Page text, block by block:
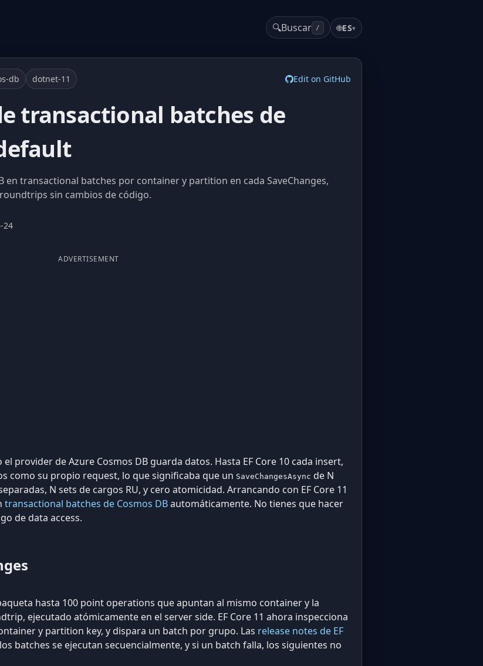
🔍Buscar / 🌐ES▾
db dotnet-11 Edit on GitHub
transactional batches de
en transactional batches por container y partition en cada SaveChanges,
sin cambios de código.
24
ADVERTISEMENT
provider de Azure Cosmos DB guarda datos. Hasta EF Core 10 cada insert,
como su propio request, lo que significaba que un SaveChangesAsync de N
N sets de cargos RU, y cero atomicidad. Arrancando con EF Core 11
transactional batches de Cosmos DBautomáticamente. No tienes que hacer
de data access.
hasta 100 point operations que apuntan al mismo container y la
ejecutado atómicamente en el server side. EF Core 11 ahora inspecciona
y partition key, y dispara un batch por grupo. Las release notes de EF
batches se ejecutan secuencialmente, y si un batch falla, los siguientes no